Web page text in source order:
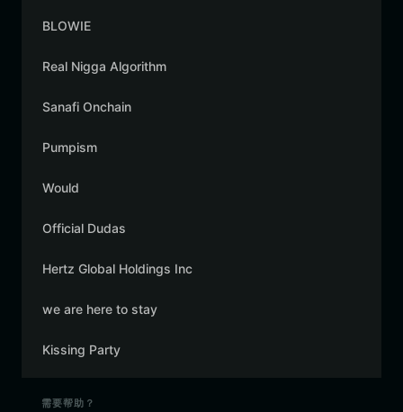
BLOWIE
Real Nigga Algorithm
Sanafi Onchain
Pumpism
Would
Official Dudas
Hertz Global Holdings Inc
we are here to stay
Kissing Party
需要帮助？